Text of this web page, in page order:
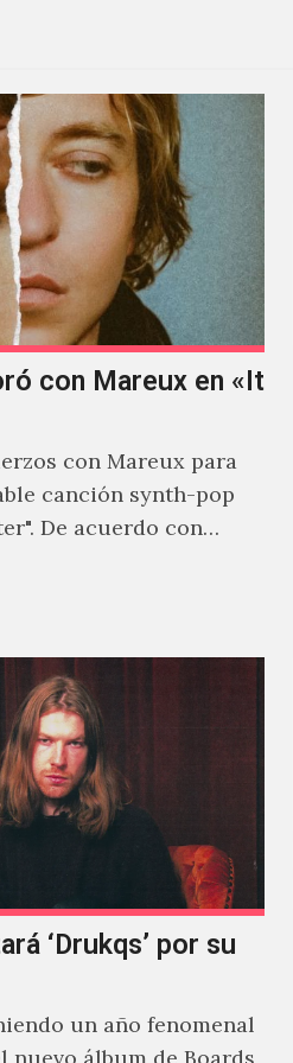
con Mareux en «It
con Mareux para
canción synth-pop
De acuerdo con
‘Drukqs’ por su
un año fenomenal